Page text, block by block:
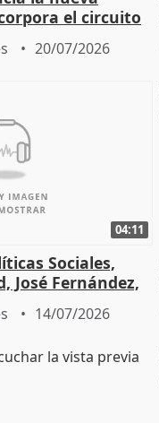
el circuito
20/07/2026
04:11
Sociales,
José Fernández,
14/07/2026